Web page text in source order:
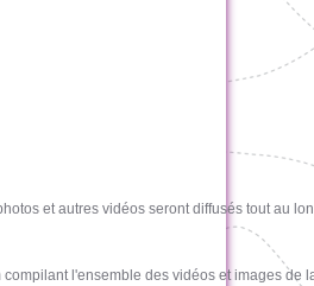
et autres vidéos seront diffusés tout au
compilant l'ensemble des vidéos et images de